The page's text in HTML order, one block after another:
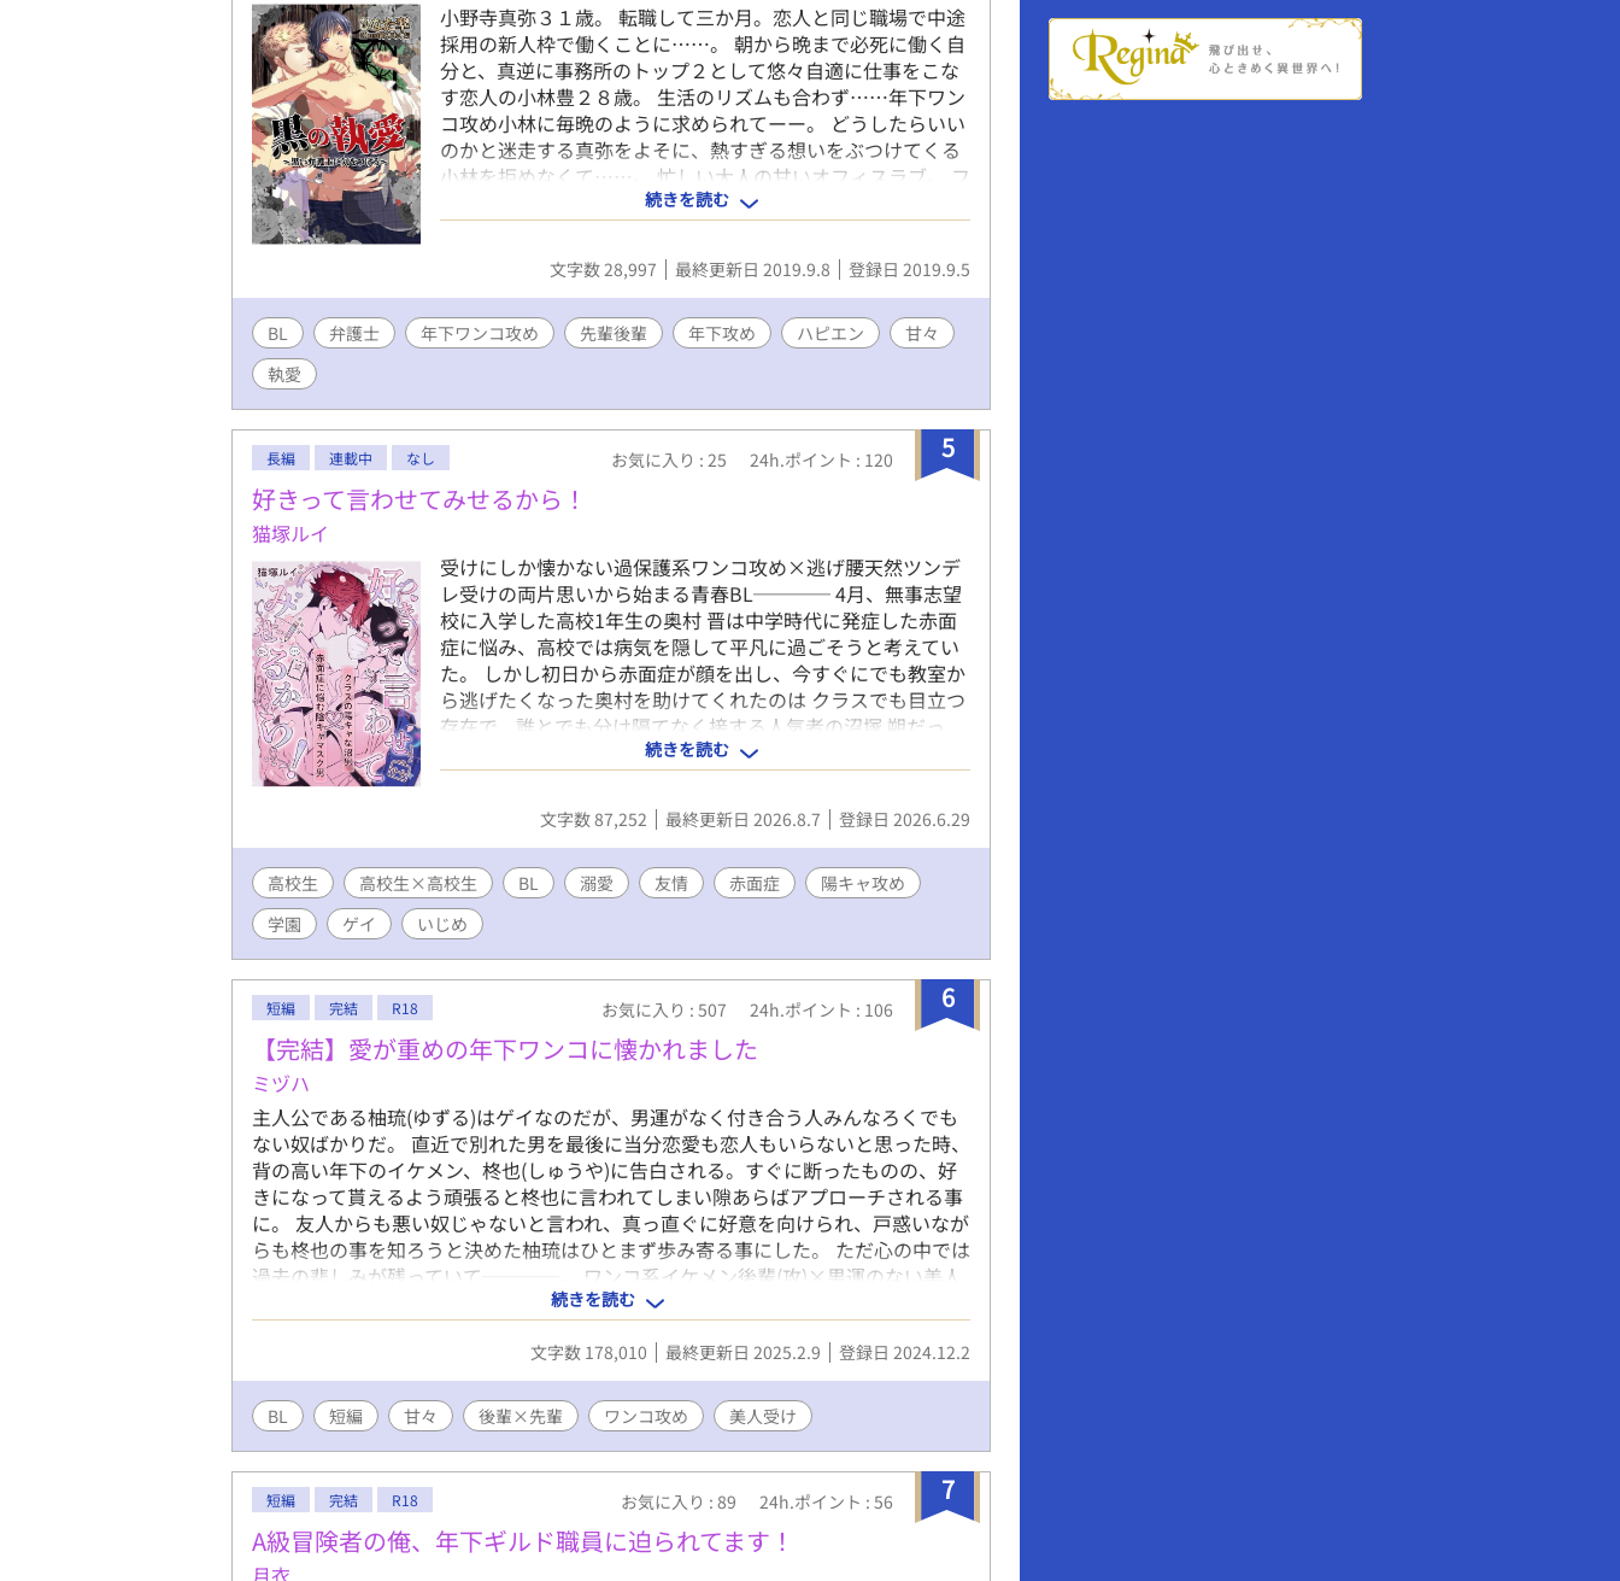
小野寺真弥３１歳。 転職して三か月。恋人と同じ職場で中途
採用の新人枠で働くことに……。 朝から晩まで必死に働く自
分と、真逆に事務所のトップ２として悠々自適に仕事をこな
す恋人の小林豊２８歳。 生活のリズムも合わず……年下ワン
コ攻め小林に毎晩のように求められてーー。 どうしたらいい
のかと迷走する真弥をよそに、熱すぎる想いをぶつけてくる
小林を拒めなくて……。 忙しい大人の甘いオフィスラブ。 フ
ジョッシーさんの、オフィスラブのコンテスト参加作品で
す。
続きを読む
文字数 28,997 最終更新日 2019.9.8 登録日 2019.9.5
BL 弁護士 年下ワンコ攻め 先輩後輩 年下攻め ハピエン
甘々
執愛
5
長編 連載中 なし お気に入り : 25 24h.ポイント : 120
好きって言わせてみせるから！
猫塚ルイ
受けにしか懐かない過保護系ワンコ攻め×逃げ腰天然ツンデ
レ受けの両片思いから始まる青春BL──── 4月、無事志望
校に入学した高校1年生の奥村 晋は中学時代に発症した赤面
症に悩み、高校では病気を隠して平凡に過ごそうと考えてい
た。 しかし初日から赤面症が顔を出し、今すぐにでも教室か
ら逃げたくなった奥村を助けてくれたのは クラスでも目立つ
存在で、誰とでも分け隔てなく接する人気者の沼塚 朔だっ
た。 そんな彼とは正反対に、人見知り陰キャな奥村はクラス
の中では目立たない存在で 沼塚と深く関わることは無いだろ
うと思っていた。 そんな初日を境にどうしてか沼塚に話しか
けられるようになり、困惑するも馬が合い友達になり、少し
憧れを持つようになるが あるときそれが恋心に変わり、挙句
の果てには沼塚をオカズに自慰行為をしてしまい自己嫌悪に
陥る奥村。 にも関わらず沼塚の一言一句に恋心は大きくなる
一方で、忘れるためにと沼塚のことを避けるようになるが…
すれ違いの狭間で両想いだということを知り、恋人として交
際をスタートする─── 男同士ハジメテなことだらけな 正反
対な二人のじれったい青春ボーイズラブが幕を開ける
───！！
続きを読む
文字数 87,252 最終更新日 2026.8.7 登録日 2026.6.29
高校生 高校生×高校生 BL 溺愛 友情 赤面症
陽キャ攻め
学園
ゲイ いじめ
6
短編 完結 R18 お気に入り : 507 24h.ポイント : 106
【完結】愛が重めの年下ワンコに懐かれました
ミヅハ
主人公である柚琉(ゆずる)はゲイなのだが、男運がなく付き合う人みんなろくでも
ない奴ばかりだ。 直近で別れた男を最後に当分恋愛も恋人もいらないと思った時、
背の高い年下のイケメン、柊也(しゅうや)に告白される。すぐに断ったものの、好
きになって貰えるよう頑張ると柊也に言われてしまい隙あらばアプローチされる事
に。 友人からも悪い奴じゃないと言われ、真っ直ぐに好意を向けられ、戸惑いなが
らも柊也の事を知ろうと決めた柚琉はひとまず歩み寄る事にした。 ただ心の中では
過去の悲しみが残っていて────。 ワンコ系イケメン後輩(攻)×男運のない美人
続きを読む
文字数 178,010 最終更新日 2025.2.9 登録日 2024.12.2
BL 短編 甘々 後輩×先輩 ワンコ攻め 美人受け
7
短編 完結 R18 お気に入り : 89 24h.ポイント : 56
A級冒険者の俺、年下ギルド職員に迫られてます！
月衣